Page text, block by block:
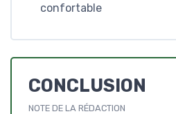
confortable
CONCLUSION
NOTE DE LA RÉDACTION